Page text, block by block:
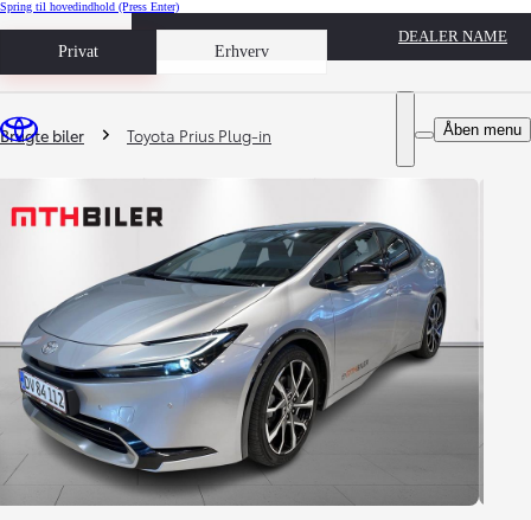
Spring til hovedindhold (Press Enter)
Privat Erhverv
Book prøvetur
DEALER NAME
Åben menu
Du er her
Brugte biler Toyota Prius Plug-in